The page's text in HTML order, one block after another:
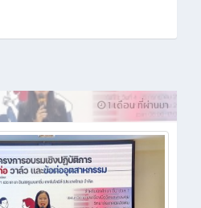
1 เดือน ที่ผ่านมา